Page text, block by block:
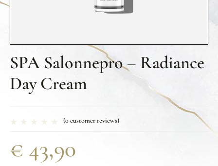
SPA Salonnepro – Radiance
Day Cream
(0customer reviews)
€ 43,90